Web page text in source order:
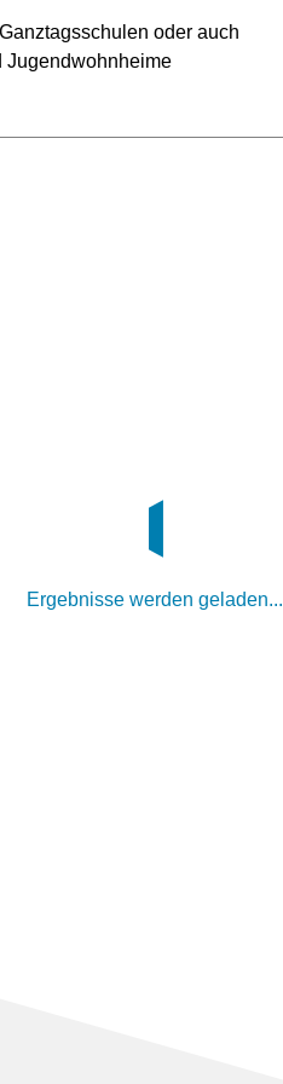
oder auch
Jugendwohnheime
Ergebnisse werden geladen...